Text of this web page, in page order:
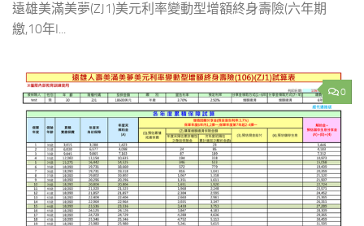
遠雄美滿美夢(ZJ1)美元利率變動型增額終身壽險(六年期
繳,10年I...
0